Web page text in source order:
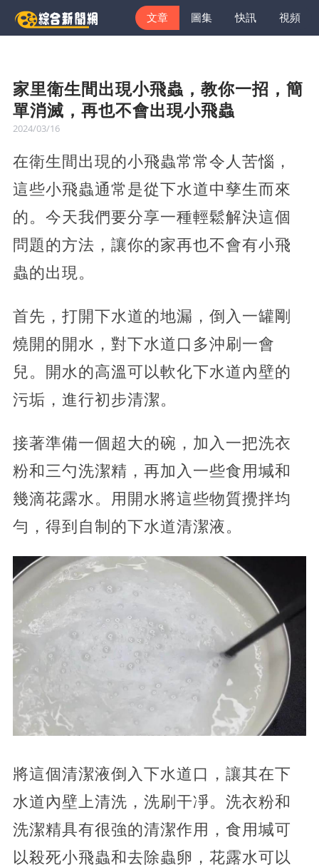
文章 圖集 快訊 視頻
家里衛生間出現小飛蟲，教你一招，簡
單消滅，再也不會出現小飛蟲
2024/03/16
在衛生間出現的小飛蟲常常令人苦惱，
這些小飛蟲通常是從下水道中孳生而來
的。今天我們要分享一種輕鬆解決這個
問題的方法，讓你的家再也不會有小飛
蟲的出現。
首先，打開下水道的地漏，倒入一罐剛
燒開的開水，對下水道口多沖刷一會
兒。開水的高溫可以軟化下水道內壁的
污垢，進行初步清潔。
接著準備一個超大的碗，加入一把洗衣
粉和三勺洗潔精，再加入一些食用堿和
幾滴花露水。用開水將這些物質攪拌均
勻，得到自制的下水道清潔液。
將這個清潔液倒入下水道口，讓其在下
水道內壁上清洗，洗刷干凈。洗衣粉和
洗潔精具有很強的清潔作用，食用堿可
以殺死小飛蟲和去除蟲卵，花露水可以